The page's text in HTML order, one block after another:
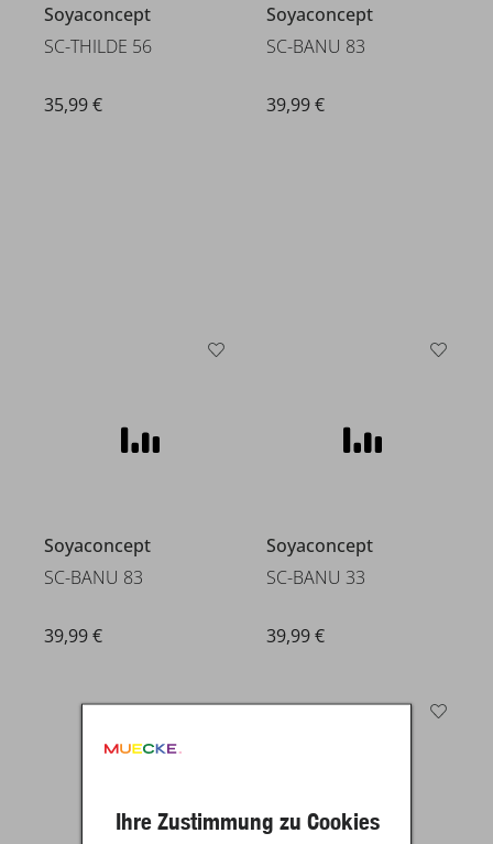
Soyaconcept
SC-THILDE 56
35,99 €
Soyaconcept
SC-BANU 83
39,99 €
Soyaconcept
SC-BANU 83
39,99 €
Ihre Zustimmung zu Cookies